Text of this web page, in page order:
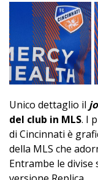
Unico dettaglio il
del club in MLS. I
di Cincinnati è
della MLS che
Entrambe le